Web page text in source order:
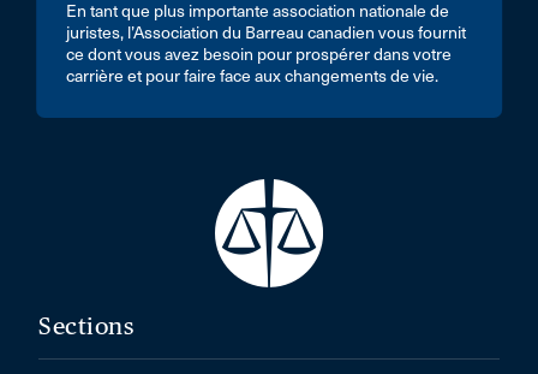
En tant que plus importante association nationale de
juristes, l’Association du Barreau canadien vous fournit
ce dont vous avez besoin pour prospérer dans votre
carrière et pour faire face aux changements de vie.
Sections